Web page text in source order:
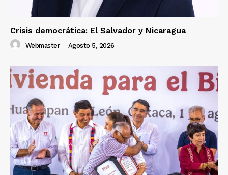
Crisis democrática: El Salvador y Nicaragua
Webmaster - Agosto 5, 2026